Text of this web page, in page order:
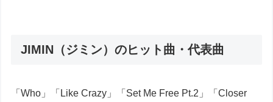
JIMIN（ジミン）のヒット曲・代表曲
「Who」「Like Crazy」「Set Me Free Pt.2」「Closer